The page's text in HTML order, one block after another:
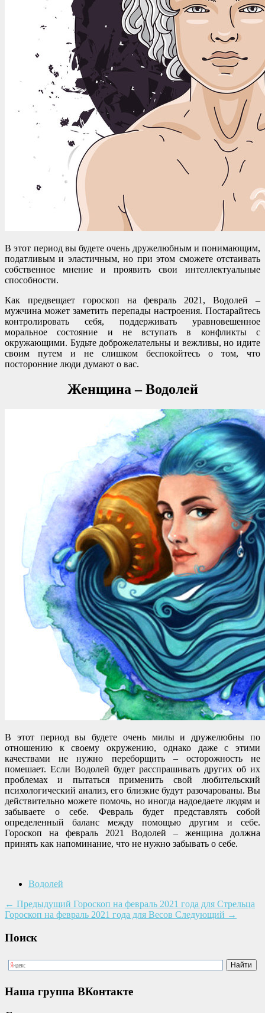
В этот период вы будете очень дружелюбным и понимающим,
податливым и эластичным, но при этом сможете отстаивать
собственное мнение и проявить свои интеллектуальные
способности.
Как предвещает гороскоп на февраль 2021, Водолей –
мужчина может заметить перепады настроения. Постарайтесь
контролировать себя, поддерживать уравновешенное
моральное состояние и не вступать в конфликты с
окружающими. Будьте доброжелательны и вежливы, но идите
своим путем и не слишком беспокойтесь о том, что
посторонние люди думают о вас.
Женщина – Водолей
В этот период вы будете очень милы и дружелюбны по
отношению к своему окружению, однако даже с этими
качествами не нужно переборщить – осторожность не
помешает. Если Водолей будет расспрашивать других об их
проблемах и пытаться применить свой любительский
психологический анализ, его близкие будут разочарованы. Вы
действительно можете помочь, но иногда надоедаете людям и
забываете о себе. Февраль будет представлять собой
определенный баланс между помощью другим и себе.
Гороскоп на февраль 2021 Водолей – женщина должна
принять как напоминание, что не нужно забывать о себе.
Водолей
← Предыдущий Гороскоп на февраль 2021 года для Стрельца
Гороскоп на февраль 2021 года для Весов Следующий →
Поиск
Наша группа ВКонтакте